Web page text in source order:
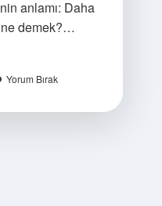
anlamı: Daha
demek?…
Yorum Bırak